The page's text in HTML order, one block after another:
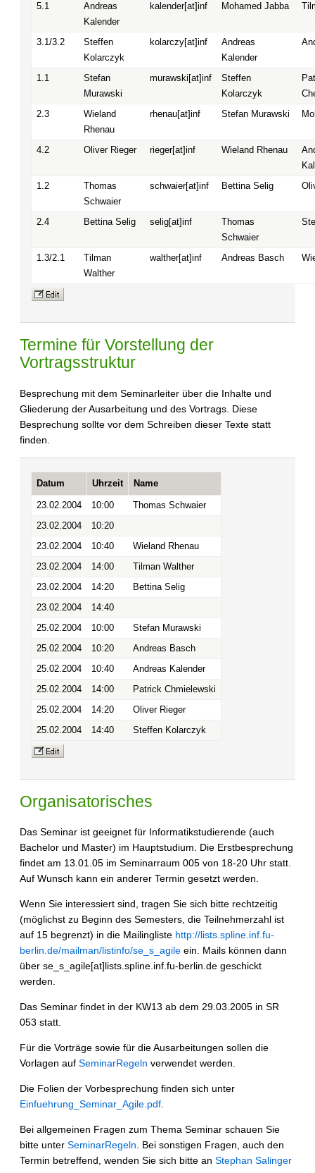
5.1
Andreas
Kalender
kalender[at]inf Mohamed Jabba
3.1/3.2
Steffen
Kolarczyk
kolarczy[at]inf
Andreas
Kalender
1.1
Stefan
Murawski
murawski[at]inf
Steffen
Kolarczyk
2.3
Wieland
Rhenau
rhenau[at]inf Stefan Murawski
4.2 Oliver Rieger rieger[at]inf Wieland Rhenau
1.2
Thomas
Schwaier
schwaier[at]inf Bettina Selig
2.4 Bettina Selig selig[at]inf
Thomas
Schwaier
1.3/2.1
Tilman
Walther
walther[at]inf Andreas Basch
Termine für Vorstellung der
Vortragsstruktur
Besprechung mit dem Seminarleiter über die Inhalte und
Gliederung der Ausarbeitung und des Vortrags. Diese
Besprechung sollte vor dem Schreiben dieser Texte statt
finden.
Datum Uhrzeit Name
23.02.2004 10:00
Thomas Schwaier
23.02.2004
10:20
23.02.2004
10:40
Wieland Rhenau
23.02.2004
14:00
Tilman Walther
23.02.2004
14:20
Bettina Selig
23.02.2004
14:40
25.02.2004
10:00
Stefan Murawski
25.02.2004
10:20
Andreas Basch
25.02.2004
10:40
Andreas Kalender
25.02.2004
14:00
Patrick Chmielewski
25.02.2004
14:20
Oliver Rieger
25.02.2004
14:40 Steffen Kolarczyk
Organisatorisches
Das Seminar ist geeignet für Informatikstudierende (auch
Bachelor und Master) im Hauptstudium. Die Erstbesprechung
findet am 13.01.05 im Seminarraum 005 von 18-20 Uhr statt.
Auf Wunsch kann ein anderer Termin gesetzt werden.
Wenn Sie interessiert sind, tragen Sie sich bitte rechtzeitig
(möglichst zu Beginn des Semesters, die Teilnehmerzahl ist
auf 15 begrenzt) in die Mailingliste http://lists.spline.inf.fu-
berlin.de/mailman/listinfo/se_s_agile ein. Mails können dann
über se_s_agile[at]lists.spline.inf.fu-berlin.de geschickt
werden.
Das Seminar findet in der KW13 ab dem 29.03.2005 in SR
053 statt.
Für die Vorträge sowie für die Ausarbeitungen sollen die
Vorlagen auf SeminarRegeln verwendet werden.
Die Folien der Vorbesprechung finden sich unter
Einfuehrung_Seminar_Agile.pdf.
Bei allgemeinen Fragen zum Thema Seminar schauen Sie
bitte unter SeminarRegeln. Bei sonstigen Fragen, auch den
Termin betreffend, wenden Sie sich bitte an Stephan Salinger